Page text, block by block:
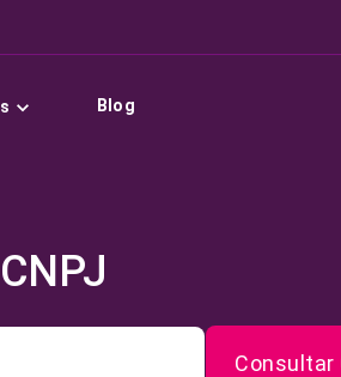
Blog
Consultar